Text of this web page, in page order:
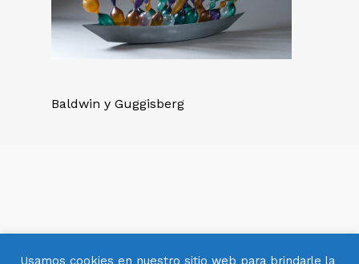
Baldwin y Guggisberg
Usamos cookies en nuestro sitio web para brindarle la